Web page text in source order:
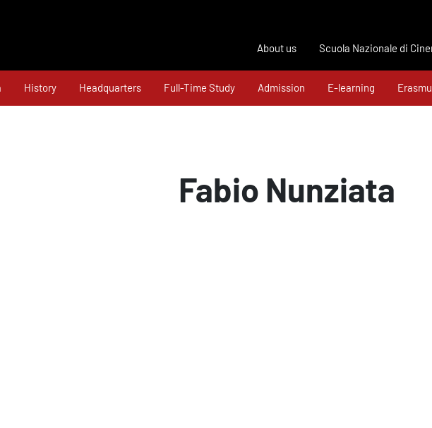
About us Scuola Nazionale di
History Headquarters Full-Time Study Admission E-learning
Fabio Nunziata